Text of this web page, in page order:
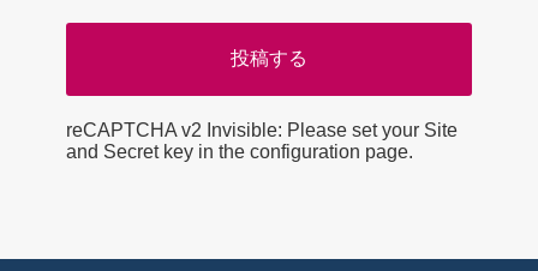
投稿する
reCaptcha invisible*
reCAPTCHA v2 Invisible: Please set your Site
and Secret key in the configuration page.